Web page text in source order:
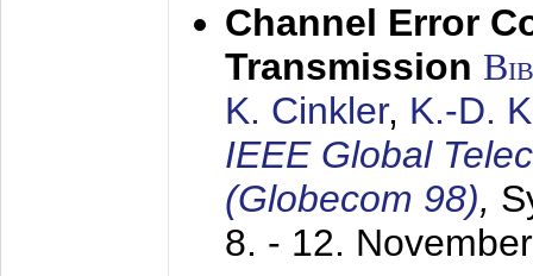
Channel Error
Transmission
K. Cinkler, K.-D.
IEEE Global
(Globecom 98),
8. - 12.